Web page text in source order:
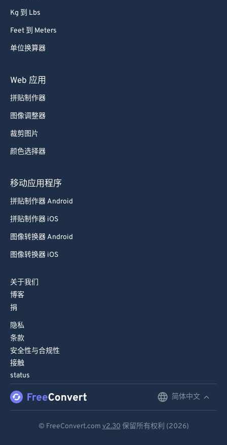
Kg 到 Lbs
Feet 到 Meters
单位换算器
Web 应用
拼贴制作器
图像调整器
裁剪图片
颜色选择器
移动应用程序
拼贴制作器 Android
拼贴制作器 iOS
图像转换器 Android
图像转换器 iOS
关于我们
博客
捐
隐私
条款
安全性与合规性
接触
status
简体中文
© FreeConvert.com v2.30 保留所有权利 (2026)